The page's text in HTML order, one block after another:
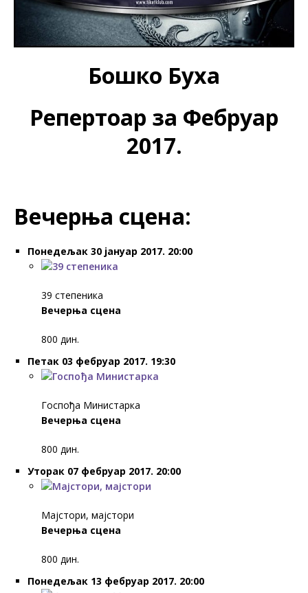
Бошко Буха
Репертоар за Фебруар
2017.
Вечерња сцена:
Понедељак 30 јануар 2017. 20:00
39 степеника
Вечерња сцена
800 дин.
Петак 03 фебруар 2017. 19:30
Госпођа Министарка
Вечерња сцена
800 дин.
Уторак 07 фебруар 2017. 20:00
Mајстори, мајстори
Вечерња сцена
800 дин.
Понедељак 13 фебруар 2017. 20:00